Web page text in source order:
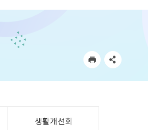
생활개선회